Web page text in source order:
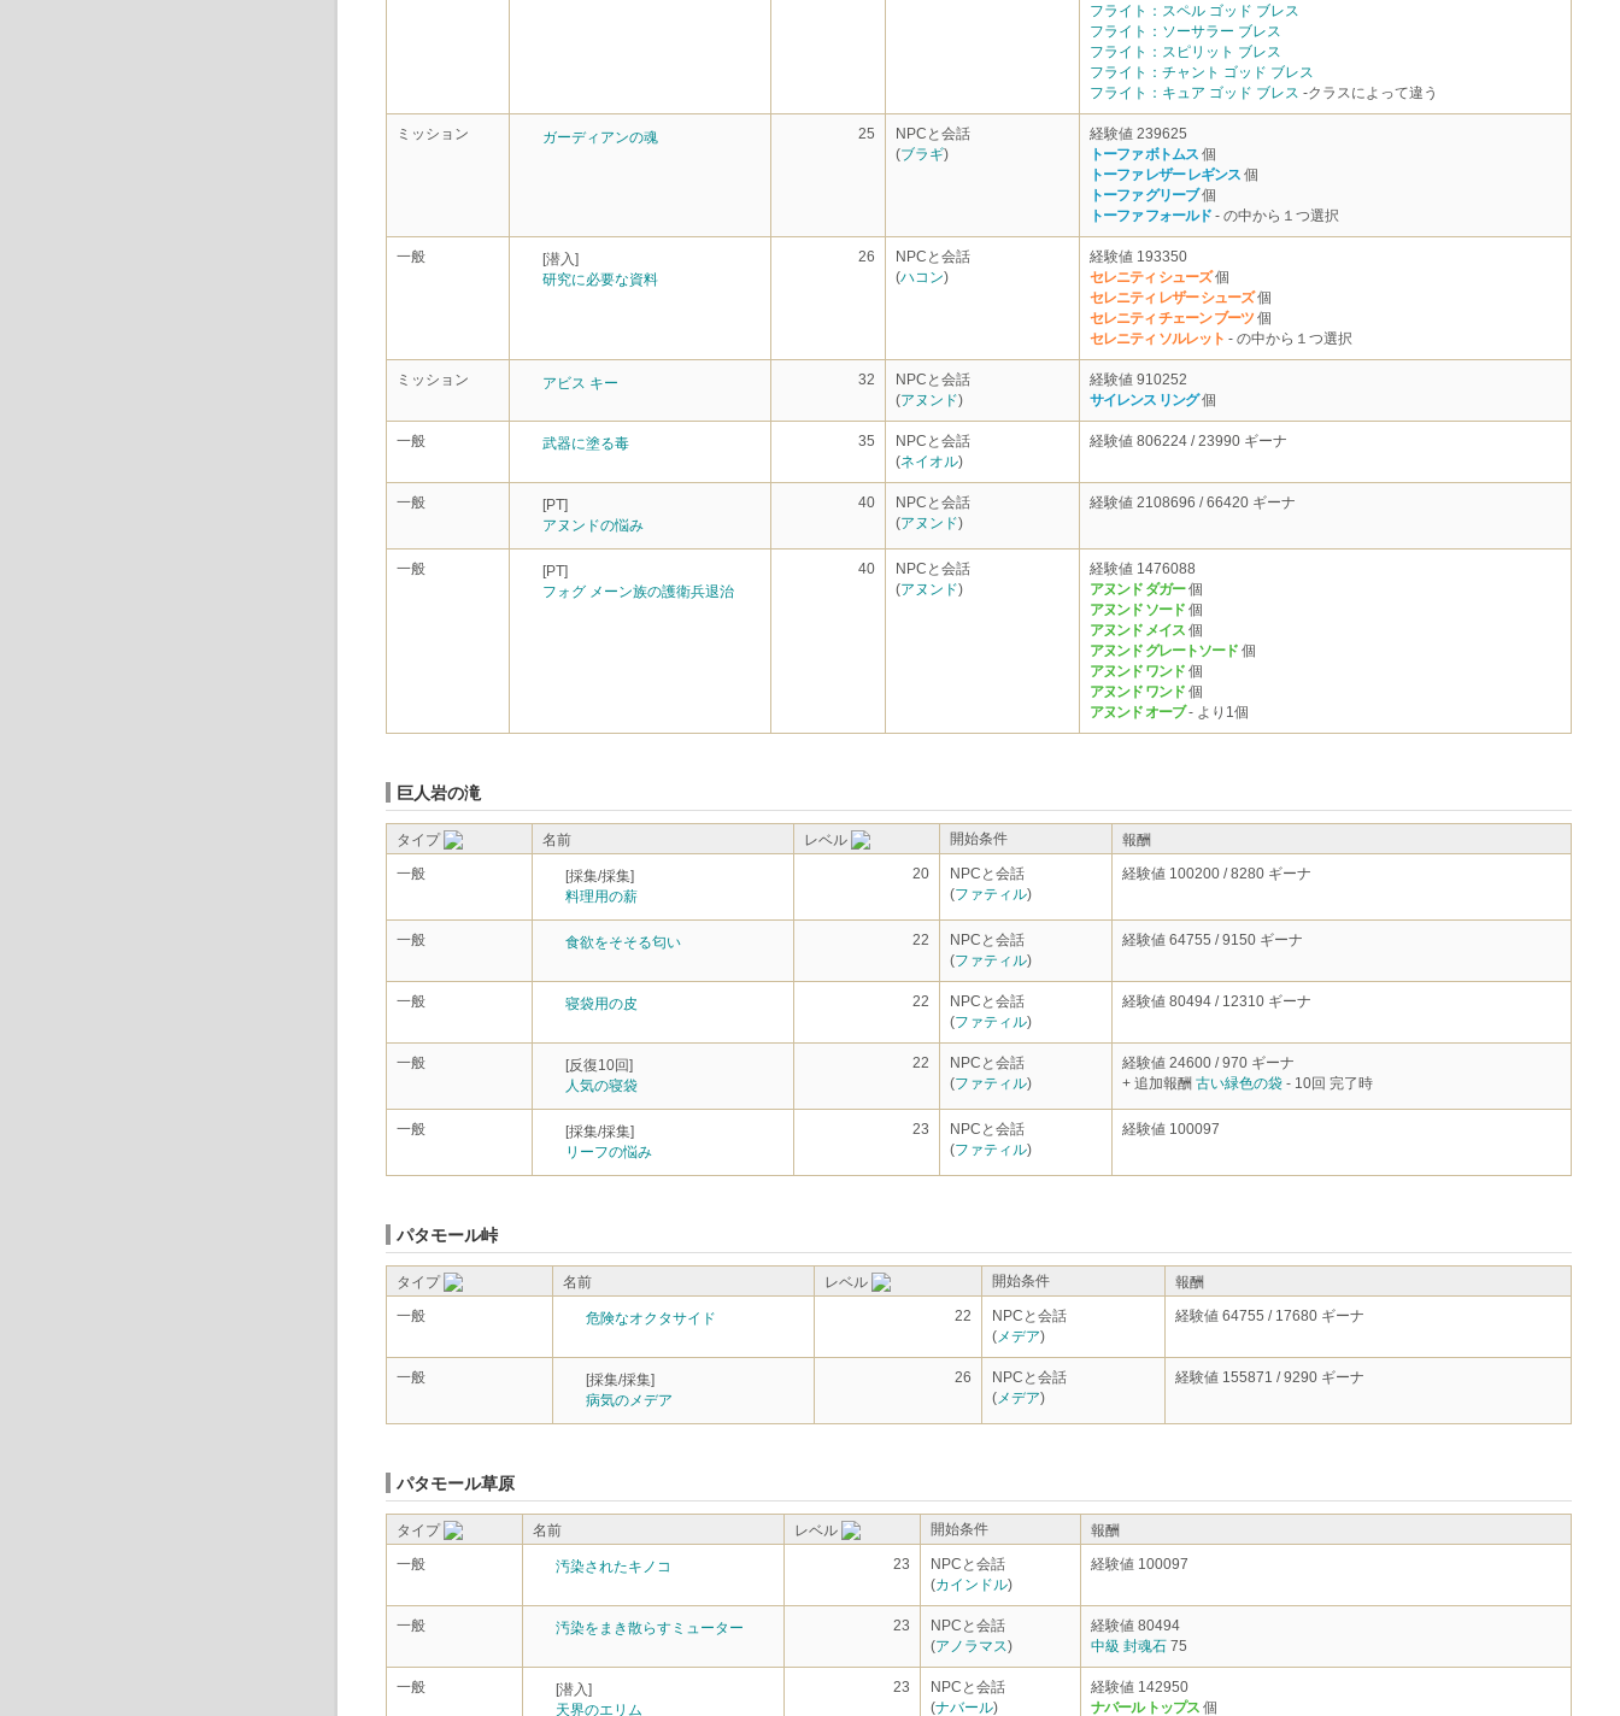
フライト：スペル ゴッド ブレス
フライト：ソーサラー ブレス
フライト：スピリット ブレス
フライト：チャント ゴッド ブレス
フライト：キュア ゴッド ブレス -クラスによって違う
ミッション ガーディアンの魂 25
NPCと会話
(ブラギ)
経験値 239625
トーファ ボトムス 個
トーファ レザー レギンス 個
トーファ グリーブ個
トーファ フォールド - の中から１つ選択
一般
[潜入]
研究に必要な資料
26
NPCと会話
(ハコン)
経験値 193350
セレニティ シューズ個
セレニティ レザー シューズ個
セレニティ チェーン ブーツ個
セレニティ ソルレット - の中から１つ選択
ミッション アビス キー 32
NPCと会話
(アヌンド)
経験値 910252
サイレンス リング個
一般 武器に塗る毒 35
NPCと会話
(ネイオル)
経験値 806224 / 23990 ギーナ
一般
[PT]
アヌンドの悩み
40
NPCと会話
(アヌンド)
経験値 2108696 / 66420 ギーナ
一般
[PT]
フォグ メーン族の護衛兵退治
40
NPCと会話
(アヌンド)
経験値 1476088
アヌンド ダガー個
アヌンド ソード 個
アヌンド メイス 個
アヌンド グレートソード 個
アヌンド ワンド 個
アヌンド ワンド 個
アヌンド オーブ- より1個
巨人岩の滝
タイプ 名前 レベル 開始条件
報酬
一般
[採集/採集]
料理用の薪
20
NPCと会話
(ファティル)
経験値 100200 / 8280 ギーナ
一般 食欲をそそる匂い 22
NPCと会話
(ファティル)
経験値 64755 / 9150 ギーナ
一般 寝袋用の皮 22
NPCと会話
(ファティル)
経験値 80494 / 12310 ギーナ
一般
[反復10回]
人気の寝袋
22
NPCと会話
(ファティル)
経験値 24600 / 970 ギーナ
+ 追加報酬 古い緑色の袋 - 10回 完了時
一般
[採集/採集]
リーフの悩み
23
NPCと会話
(ファティル)
経験値 100097
パタモール峠
タイプ 名前 レベル 開始条件
報酬
一般
危険なオクタサイド 22
NPCと会話
(メデア)
経験値 64755 / 17680 ギーナ
一般
[採集/採集]
病気のメデア
26
NPCと会話
(メデア)
経験値 155871 / 9290 ギーナ
パタモール草原
タイプ 名前 レベル 開始条件
報酬
一般
汚染されたキノコ 23
NPCと会話
(カインドル)
経験値 100097
一般 汚染をまき散らすミューター 23
NPCと会話
(アノラマス)
経験値 80494
中級 封魂石 75
一般
[潜入]
天界のエリム
23
NPCと会話
(ナバール)
経験値 142950
ナバール トップス 個